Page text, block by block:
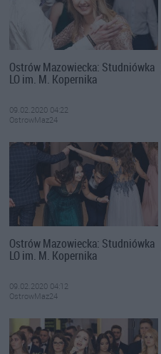
Ostrów Mazowiecka: Studniówka
LO im. M. Kopernika
09.02.2020 04:22
OstrowMaz24
Ostrów Mazowiecka: Studniówka
LO im. M. Kopernika
09.02.2020 04:12
OstrowMaz24